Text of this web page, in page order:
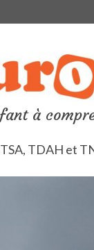
à
TDAH et